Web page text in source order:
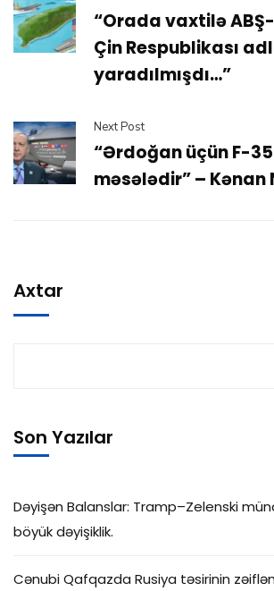
“Orada vaxtilə
Çin Respublikası
yaradılmışdı…”
Next Post
“Ərdoğan üçün F-
məsələdir” – Kənan
Axtar
Son Yazılar
Dəyişən Balanslar: Tramp–Zelenski
böyük dəyişiklik.
Cənubi Qafqazda Rusiya təsirinin